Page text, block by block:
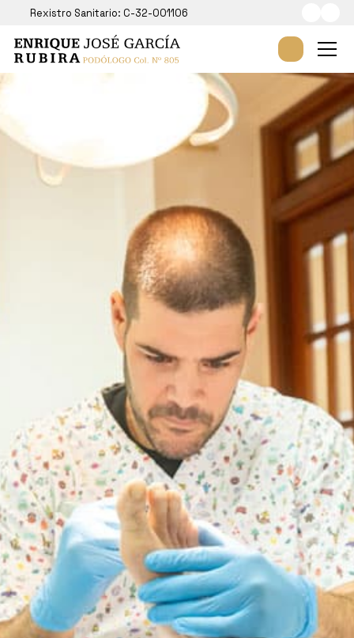
Rexistro Sanitario: C-32-001106